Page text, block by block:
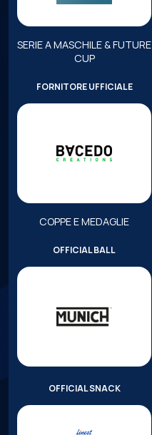
SERIE A MASCHILE & FUTURE
CUP
FORNITORE UFFICIALE
COPPE E MEDAGLIE
OFFICIAL BALL
OFFICIAL SNACK